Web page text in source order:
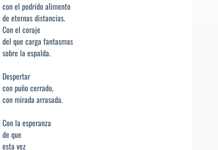
con el podrido alimento
de eternas distancias.
Con el coraje
del que carga fantasmas
sobre la espalda.
Despertar
con puño cerrado,
con mirada arrasada.
Con la esperanza
de que
esta vez